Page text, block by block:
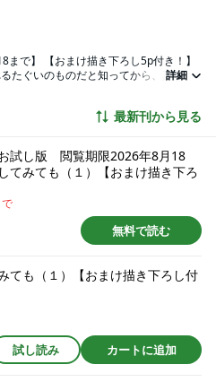
で】 【おまけ描き下ろし5p付き！】
たぐいのものだと知ってから、真面目
た転校生、江ノ島を舞台に描かれる男
5話」を収録しております。)
詳細
最新刊から見る
試し版 閲覧期限2026年8月18
てみても（１）【おまけ描き下ろ
で
無料で読む
ても（１）【おまけ描き下ろし付
試し読み カートに追加